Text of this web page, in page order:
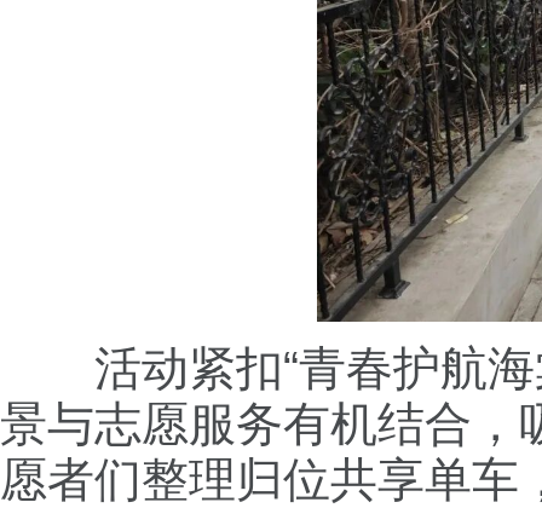
活动紧扣“青春护航
景与志愿服务有机结合，
愿者们整理归位共享单